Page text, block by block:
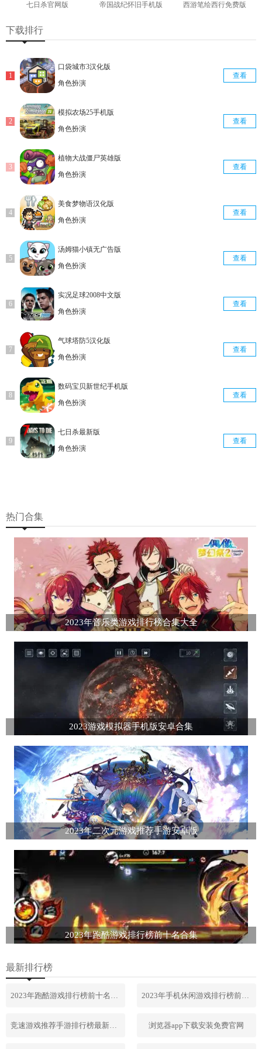
七日杀官网版 帝国战纪怀旧手机版 西游笔绘西行免费版
下载排行
口袋城市3汉化版
角色扮演
查看
模拟农场25手机版
角色扮演
查看
植物大战僵尸英雄版
角色扮演
查看
美食梦物语汉化版
角色扮演
查看
汤姆猫小镇无广告版
角色扮演
查看
实况足球2008中文版
角色扮演
查看
气球塔防5汉化版
角色扮演
查看
数码宝贝新世纪手机版
角色扮演
查看
七日杀最新版
角色扮演
查看
热门合集
2023年音乐类游戏排行榜合集大全
2023游戏模拟器手机版安卓合集
2023年二次元游戏推荐手游安卓版
2023年跑酷游戏排行榜前十名合集
最新排行榜
2023年跑酷游戏排行榜前十名合集 2023年手机休闲游戏排行榜前十名
竞速游戏推荐手游排行榜最新2023 浏览器app下载安装免费官网